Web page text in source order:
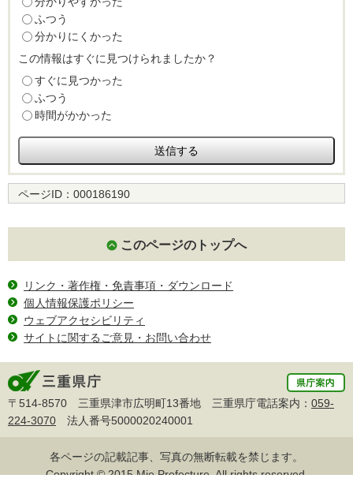
ふつう
分かりにくかった
この情報はすぐに見つけられましたか？
すぐに見つかった
ふつう
時間がかかった
ページID： 000186190
このページのトップへ
リンク・著作権・免責事項・ダウンロード
個人情報保護ポリシー
ウェブアクセシビリティ
サイトに関するご意見・お問い合わせ
〒514-8570 三重県津市広明町13番地 三重県庁電話案内： 059-
224-3070 法人番号5000020240001
各ページの記載記事、写真の無断転載を禁じます。
Copyright © 2015 Mie Prefecture, All rights reserved.